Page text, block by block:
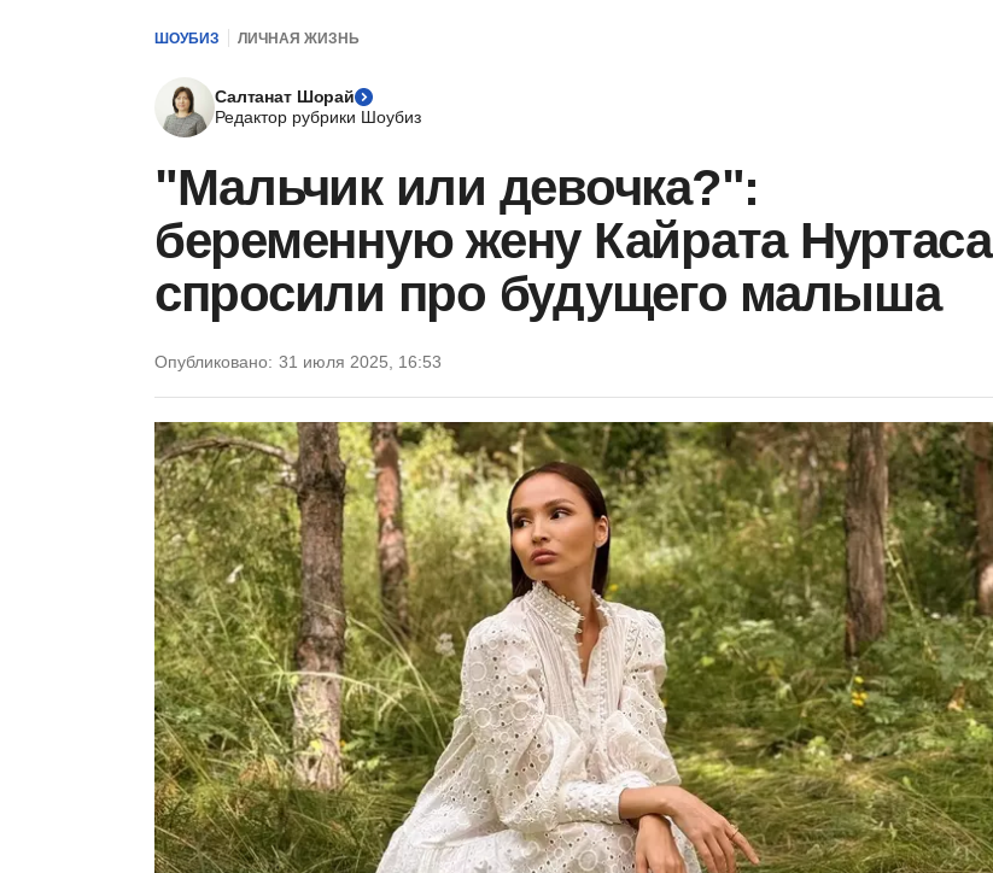
ШОУБИЗ ЛИЧНАЯ ЖИЗНЬ
Салтанат Шорай
Редактор рубрики Шоубиз
"Мальчик или девочка?":
беременную жену Кайрата Нуртаса
спросили про будущего малыша
Опубликовано: 31 июля 2025, 16:53